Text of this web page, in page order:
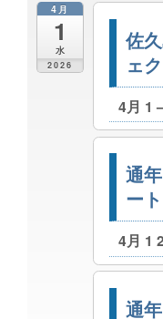
4月
1
水
2026
佐
ェ
4月 1
通
ー
4月 1
通